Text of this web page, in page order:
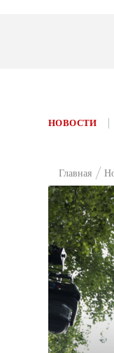
НОВОСТИ
Главная